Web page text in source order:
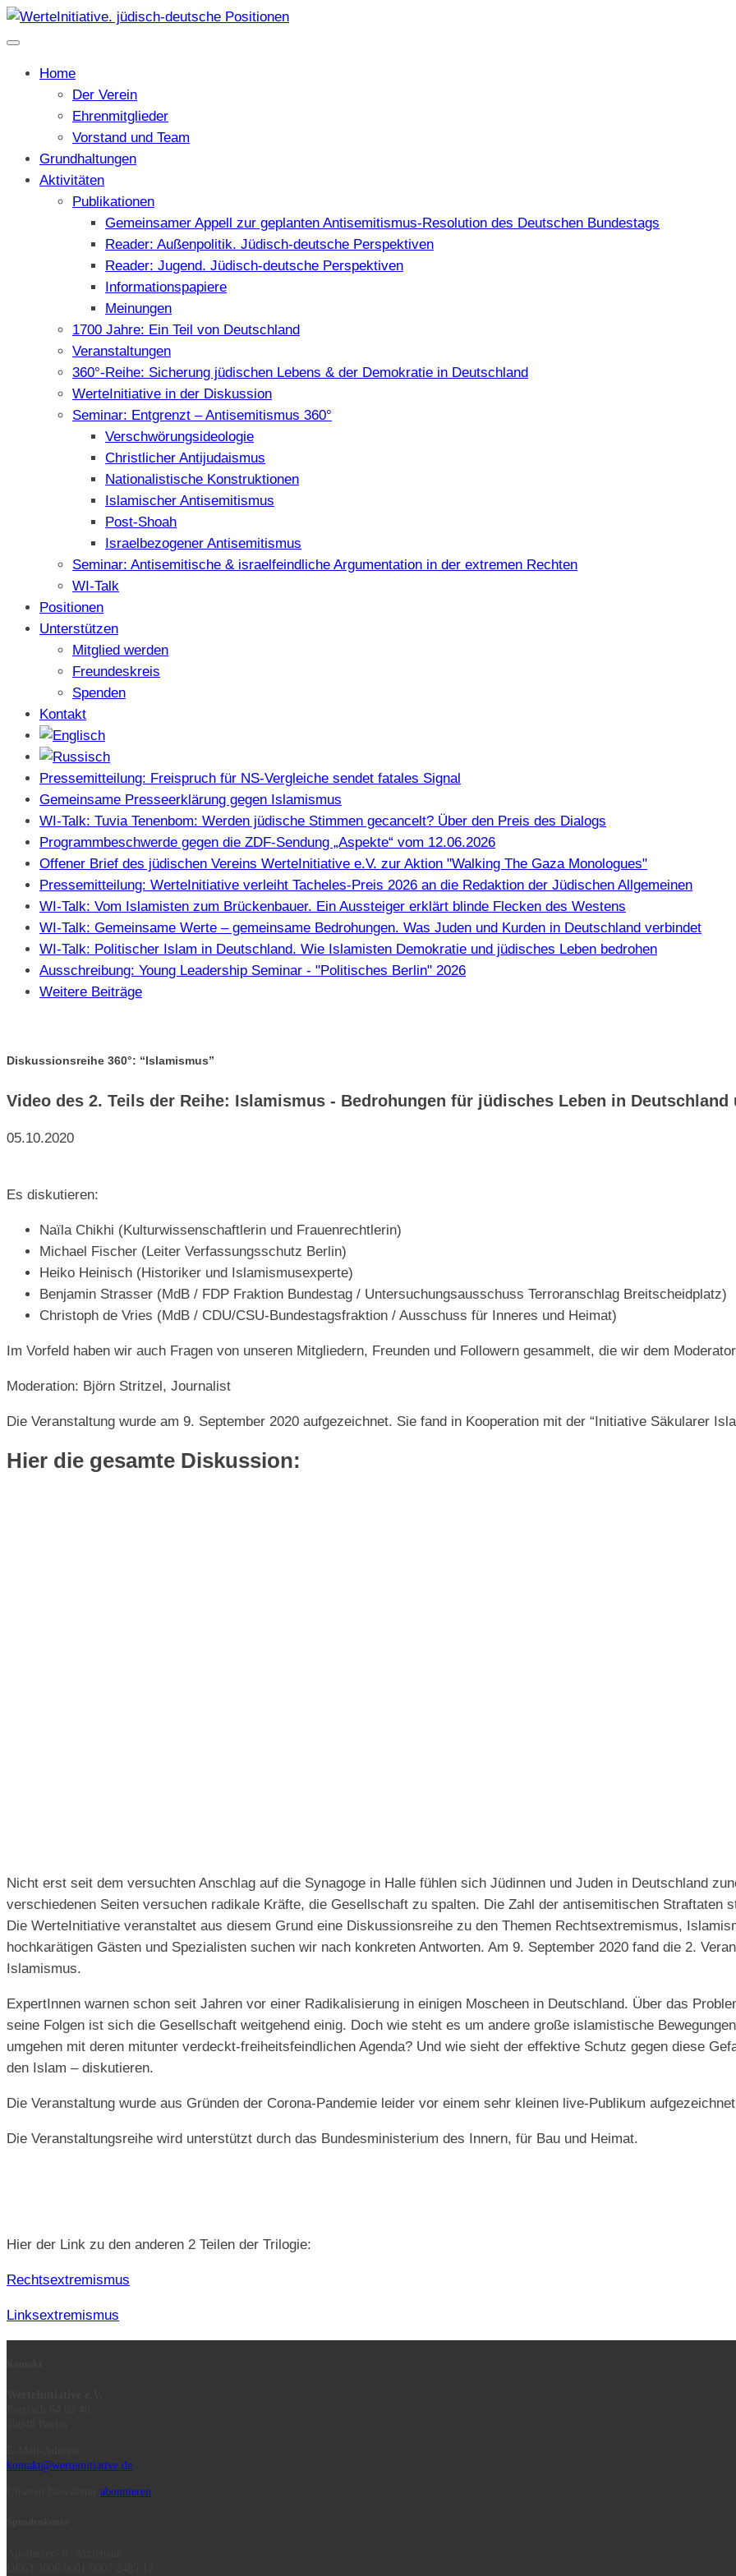
Home
Der Verein
Ehrenmitglieder
Vorstand und Team
Grundhaltungen
Aktivitäten
Publikationen
Gemeinsamer Appell zur geplanten Antisemitismus-Resolution des Deutschen Bundestags
Reader: Außenpolitik. Jüdisch-deutsche Perspektiven
Reader: Jugend. Jüdisch-deutsche Perspektiven
Informationspapiere
Meinungen
1700 Jahre: Ein Teil von Deutschland
Veranstaltungen
360°-Reihe: Sicherung jüdischen Lebens & der Demokratie in Deutschland
WerteInitiative in der Diskussion
Seminar: Entgrenzt – Antisemitismus 360°
Verschwörungsideologie
Christlicher Antijudaismus
Nationalistische Konstruktionen
Islamischer Antisemitismus
Post-Shoah
Israelbezogener Antisemitismus
Seminar: Antisemitische & israelfeindliche Argumentation in der extremen Rechten
WI-Talk
Positionen
Unterstützen
Mitglied werden
Freundeskreis
Spenden
Kontakt
Pressemitteilung: Freispruch für NS-Vergleiche sendet fatales Signal
Gemeinsame Presseerklärung gegen Islamismus
WI-Talk: Tuvia Tenenbom: Werden jüdische Stimmen gecancelt? Über den Preis des Dialogs
Programmbeschwerde gegen die ZDF-Sendung „Aspekte“ vom 12.06.2026
Offener Brief des jüdischen Vereins WerteInitiative e.V. zur Aktion "Walking The Gaza Monologues"
Pressemitteilung: WerteInitiative verleiht Tacheles-Preis 2026 an die Redaktion der Jüdischen Allgemeinen
WI-Talk: Vom Islamisten zum Brückenbauer. Ein Aussteiger erklärt blinde Flecken des Westens
WI-Talk: Gemeinsame Werte – gemeinsame Bedrohungen. Was Juden und Kurden in Deutschland verbindet
WI-Talk: Politischer Islam in Deutschland. Wie Islamisten Demokratie und jüdisches Leben bedrohen
Ausschreibung: Young Leadership Seminar - "Politisches Berlin" 2026
Weitere Beiträge
Diskussionsreihe 360°: “Islamismus”
Video des 2. Teils der Reihe: Islamismus - Bedrohungen für jüdisches Leben in
05.10.2020
Es diskutieren:
Naïla Chikhi (Kulturwissenschaftlerin und Frauenrechtlerin)
Michael Fischer (Leiter Verfassungsschutz Berlin)
Heiko Heinisch (Historiker und Islamismusexperte)
Benjamin Strasser (MdB / FDP Fraktion Bundestag / Untersuchungsausschuss Terroranschlag Breitscheidplatz)
Christoph de Vries (MdB / CDU/CSU-Bundestagsfraktion / Ausschuss für Inneres und Heimat)
Im Vorfeld haben wir auch Fragen von unseren Mitgliedern, Freunden und Followern gesammelt, die wir dem
Moderation: Björn Stritzel, Journalist
Die Veranstaltung wurde am 9. September 2020 aufgezeichnet. Sie fand in Kooperation mit der “Initiative Säkularer
Hier die gesamte Diskussion:
Nicht erst seit dem versuchten Anschlag auf die Synagoge in Halle fühlen sich Jüdinnen und Juden in Deutschland
verschiedenen Seiten versuchen radikale Kräfte, die Gesellschaft zu spalten. Die Zahl der antisemitischen Straftaten
Die WerteInitiative veranstaltet aus diesem Grund eine Diskussionsreihe zu den Themen Rechtsextremismus,
hochkarätigen Gästen und Spezialisten suchen wir nach konkreten Antworten. Am 9. September 2020 fand die 2.
Islamismus.
ExpertInnen warnen schon seit Jahren vor einer Radikalisierung in einigen Moscheen in Deutschland. Über das
seine Folgen ist sich die Gesellschaft weitgehend einig. Doch wie steht es um andere große islamistische
umgehen mit deren mitunter verdeckt-freiheitsfeindlichen Agenda? Und wie sieht der effektive Schutz gegen diese
den Islam – diskutieren.
Die Veranstaltung wurde aus Gründen der Corona-Pandemie leider vor einem sehr kleinen live-Publikum
Die Veranstaltungsreihe wird unterstützt durch das Bundesministerium des Innern, für Bau und Heimat.
Hier der Link zu den anderen 2 Teilen der Trilogie:
Rechtsextremismus
Linksextremismus
kontakt@werteinitiative.de
abonnieren